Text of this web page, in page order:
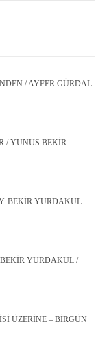
/ AYFER GÜRDAL
/ YUNUS BEKİR
BEKİR YURDAKUL
YURDAKUL /
ÜZERİNE – BİRGÜN